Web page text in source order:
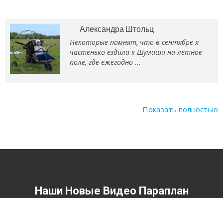
Александра Штольц
Некоторые помнят, что в сентябре я
частенько ездила к Шумаши на лётное
поле, где ежегодно ...
Показать полностью
Наши Новые Видео Параплан